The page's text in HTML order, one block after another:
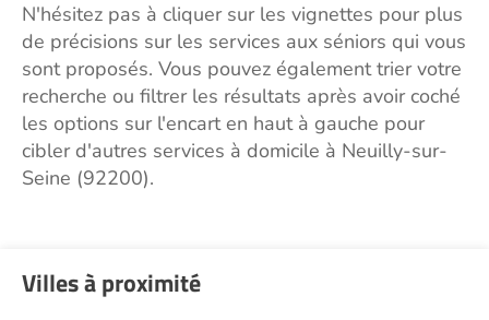
N'hésitez pas à cliquer sur les vignettes pour plus
de précisions sur les services aux séniors qui vous
sont proposés. Vous pouvez également trier votre
recherche ou filtrer les résultats après avoir coché
les options sur l'encart en haut à gauche pour
cibler d'autres services à domicile à Neuilly-sur-
Seine (92200).
Villes à proximité